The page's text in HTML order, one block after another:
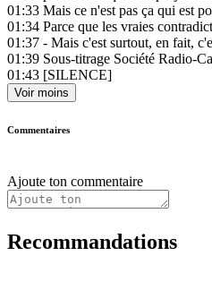
01:33 Mais ce n'est pas ça qui est
01:34 Parce que les vraies
01:37 - Mais c'est surtout, en fait,
01:39 Sous-titrage Société Radio-
01:43 [SILENCE]
Voir moins
Commentaires
Ajoute ton commentaire
Recommandations